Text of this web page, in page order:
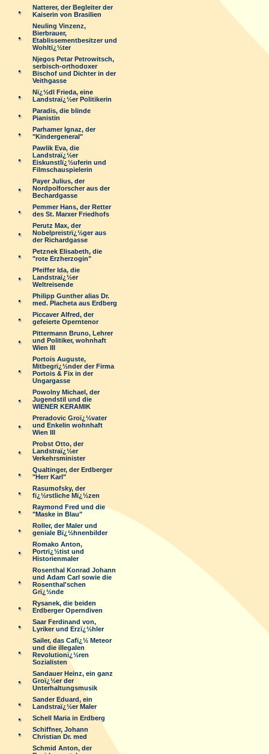
Natterer, der Begleiter der
Kaiserin von Brasilien
Neuling Vinzenz,
Bierbrauer,
Etablissementbesitzer und
Wohltï¿½ter
Njegos Petar Petrowitsch,
serbisch-orthodoxer
Bischof und Dichter in der
Veithgasse
Nï¿½dl Frieda, eine
Landstraï¿½er Politikerin
Paradis, die blinde
Pianistin
Parhamer Ignaz, der
"Kindergeneral"
Pawlik Eva, die
Landstraï¿½er
Eiskunstlï¿½uferin und
Filmschauspielerin
Payer Julius, der
Nordpolforscher aus der
Bechardgasse
Pemmer Hans, der Retter
des St. Marxer Friedhofs
Perutz Max, der
Nobelpreistrï¿½ger aus
der Richardgasse
Petznek Elisabeth, die
"rote Erzherzogin"
Pfeiffer Ida, die
Landstraï¿½er
Weltreisende
Philipp Gunther alias Dr.
med. Placheta aus Erdberg
Piccaver Alfred, der
gefeierte Operntenor
Pittermann Bruno, Lehrer
und Politiker, wohnhaft
Wien III
Portois Auguste,
Mitbegrï¿½nder der Firma
Portois & Fix in der
Ungargasse
Powolny Michael, der
Jugendstil und die
WIENER KERAMIK
Preradovic Groï¿½vater
und Enkelin wohnhaft
Wien III
Probst Otto, der
Landstraï¿½er
Verkehrsminister
Qualtinger, der Erdberger
"Herr Karl"
Rasumofsky, der
fï¿½rstliche Mï¿½zen
Raymond Fred und die
"Maske in Blau"
Roller, der Maler und
geniale Bï¿½hnenbilder
Romako Anton,
Portrï¿½tist und
Historienmaler
Rosenthal Konrad Johann
und Adam Carl sowie die
Rosenthal'schen
Grï¿½nde
Rysanek, die beiden
Erdberger Operndiven
Saar Ferdinand von,
Lyriker und Erzï¿½hler
Sailer, das Cafï¿½ Meteor
und die illegalen
Revolutionï¿½ren
Sozialisten
Sandauer Heinz, ein ganz
Groï¿½er der
Unterhaltungsmusik
Sander Eduard, ein
Landstraï¿½er Maler
Schell Maria in Erdberg
Schiffner, Johann
Christian Dr. med
Schmid Anton, der